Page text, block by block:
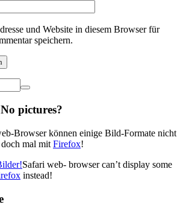
und Website in diesem Browser für
speichern.
pictures?
Browser können einige Bild-Formate nicht
doch mal mit Firefox!
Safari web- browser can’t display some
instead!